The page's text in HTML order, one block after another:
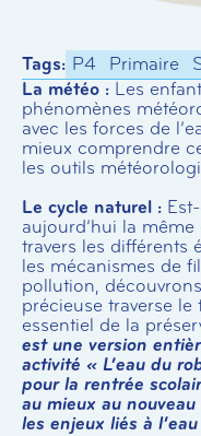
Tags: P4 Primaire
La météo : Les
phénomènes
avec les forces de
mieux comprendre
les outils
Le cycle naturel :
aujourd’hui la
travers les différents
les mécanismes de
pollution,
précieuse traverse
essentiel de la
est une version
activité « L’eau du
pour la rentrée
au mieux au
les enjeux liés à